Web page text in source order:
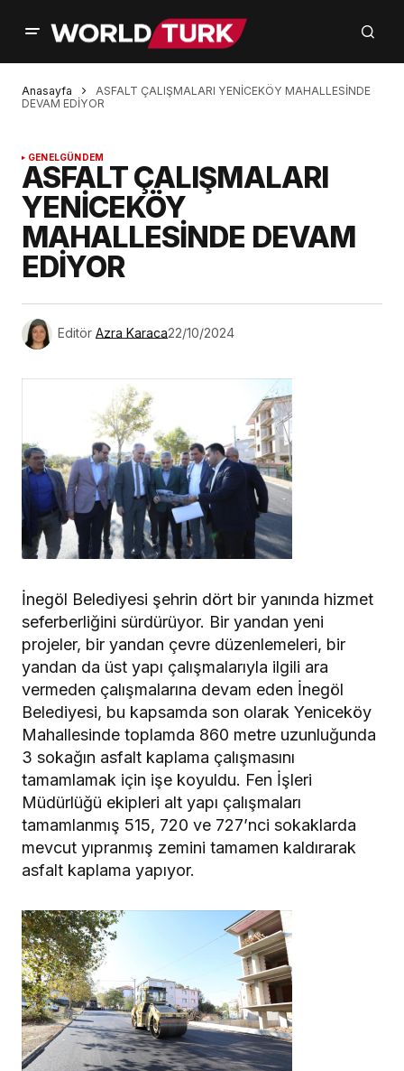
Anasayfa
ASFALT ÇALIŞMALARI YENİCEKÖY MAHALLESİNDE
DEVAM EDİYOR
GENELGÜNDEM
ASFALT ÇALIŞMALARI
YENİCEKÖY
MAHALLESİNDE DEVAM
EDİYOR
Editör Azra Karaca22/10/2024
İnegöl Belediyesi şehrin dört bir yanında hizmet
seferberliğini sürdürüyor. Bir yandan yeni
projeler, bir yandan çevre düzenlemeleri, bir
yandan da üst yapı çalışmalarıyla ilgili ara
vermeden çalışmalarına devam eden İnegöl
Belediyesi, bu kapsamda son olarak Yeniceköy
Mahallesinde toplamda 860 metre uzunluğunda
3 sokağın asfalt kaplama çalışmasını
tamamlamak için işe koyuldu. Fen İşleri
Müdürlüğü ekipleri alt yapı çalışmaları
tamamlanmış 515, 720 ve 727’nci sokaklarda
mevcut yıpranmış zemini tamamen kaldırarak
asfalt kaplama yapıyor.